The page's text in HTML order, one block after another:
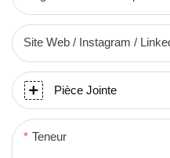
Site Web / Instagram /
Pièce Jointe
Teneur